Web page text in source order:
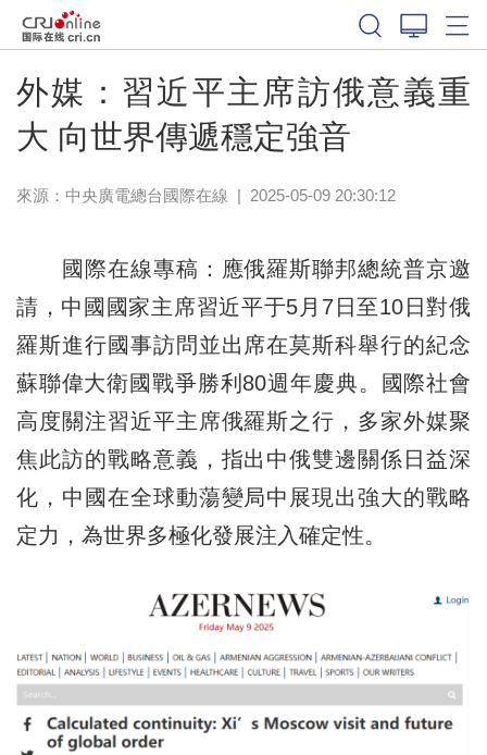
外媒：習近平主席訪俄意義重
大 向世界傳遞穩定強音
來源：中央廣電總台國際在線 | 2025-05-09 20:30:12
國際在線專稿：應俄羅斯聯邦總統普京邀
請，中國國家主席習近平于5月7日至10日對俄
羅斯進行國事訪問並出席在莫斯科舉行的紀念
蘇聯偉大衛國戰爭勝利80週年慶典。國際社會
高度關注習近平主席俄羅斯之行，多家外媒聚
焦此訪的戰略意義，指出中俄雙邊關係日益深
化，中國在全球動蕩變局中展現出強大的戰略
定力，為世界多極化發展注入確定性。